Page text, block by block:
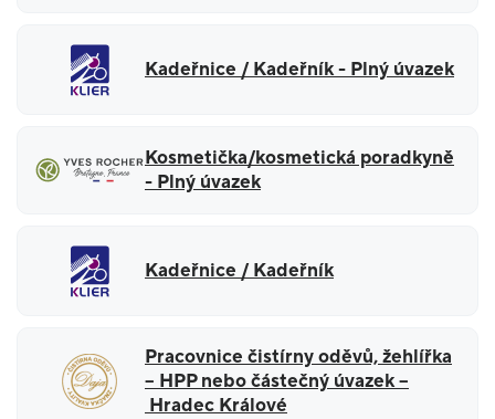
Kadeřnice / Kadeřník - Plný úvazek
Kosmetička/kosmetická poradkyně
- Plný úvazek
Kadeřnice / Kadeřník
Pracovnice čistírny oděvů, žehlířka
– HPP nebo částečný úvazek –
Hradec Králové